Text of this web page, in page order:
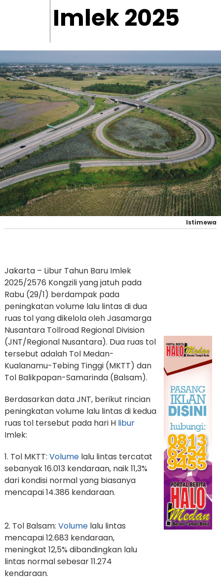
Imlek 2025
Istimewa
Jakarta – Libur Tahun Baru Imlek
2025/2576 Kongzili yang jatuh pada
Rabu (29/1) berdampak pada
peningkatan volume lalu lintas di dua
ruas tol yang dikelola oleh Jasamarga
Nusantara Tollroad Regional Division
(JNT/Regional Nusantara). Dua ruas tol
tersebut adalah Tol Medan-
Kualanamu-Tebing Tinggi (MKTT) dan
Tol Balikpapan-Samarinda (Balsam).
Berdasarkan data JNT, berikut rincian
peningkatan volume lalu lintas di kedua
ruas tol tersebut pada hari H libur
Imlek:
1. Tol MKTT: Volumelalu lintas tercatat
sebanyak 16.013 kendaraan, naik 11,3%
dari kondisi normal yang biasanya
mencapai 14.386 kendaraan.
2. Tol Balsam: Volumelalu lintas
mencapai 12.683 kendaraan,
meningkat 12,5% dibandingkan lalu
lintas normal sebesar 11.274
kendaraan.